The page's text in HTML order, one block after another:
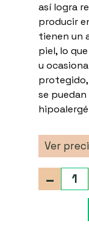
así logra
producir
tienen un
piel, lo
u
se
Ver
-